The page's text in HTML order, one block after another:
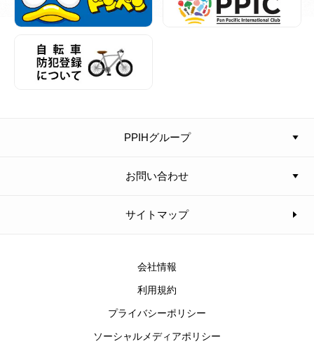
PPIHグループ
お問い合わせ
サイトマップ
会社情報
利用規約
プライバシーポリシー
ソーシャルメディアポリシー